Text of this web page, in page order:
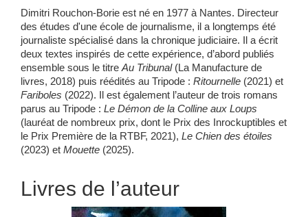
Dimitri Rouchon-Borie est né en 1977 à Nantes. Directeur
des études d'une école de journalisme, il a longtemps été
journaliste spécialisé dans la chronique judiciaire. Il a écrit
deux textes inspirés de cette expérience, d’abord publiés
ensemble sous le titre Au Tribunal(La Manufacture de
livres, 2018) puis réédités au Tripode : Ritournelle (2021) et
Fariboles (2022). Il est également l’auteur de trois romans
parus au Tripode : Le Démon de la Colline aux Loups
(lauréat de nombreux prix, dont le Prix des Inrockuptibles et
le Prix Première de la RTBF, 2021), Le Chien des étoiles
(2023) et Mouette (2025).
Livres de l’auteur